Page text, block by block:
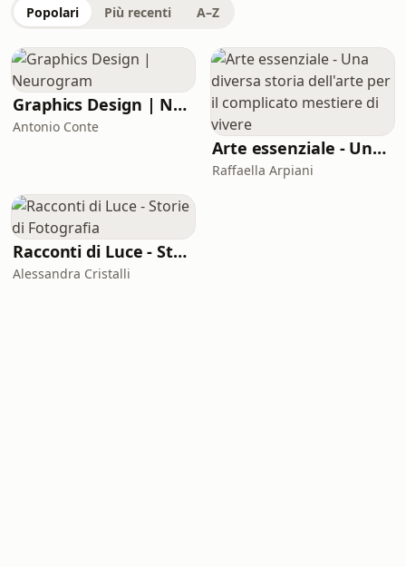
Popolari Più recenti A–Z
Graphics Design | Neurogram
Antonio Conte
Arte essenziale - Una diversa storia dell'arte per il complicato mestiere di vivere
Raffaella Arpiani
Racconti di Luce - Storie di Fotografia
Alessandra Cristalli